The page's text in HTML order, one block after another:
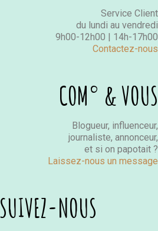
Service Client
du lundi au vendredi
9h00-12h00 | 14h-17h00
Contactez-nous
COM° & VOUS
Blogueur, influenceur,
journaliste, annonceur,
et si on papotait ?
Laissez-nous un message
SUIVEZ-NOUS